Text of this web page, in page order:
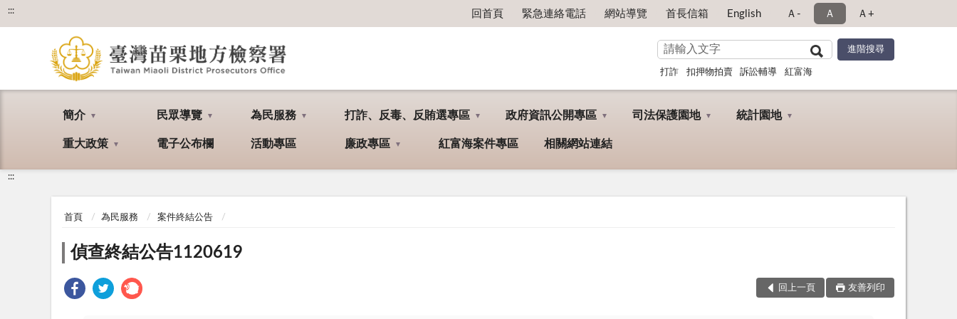
::: 回首頁 緊急連絡電話 網站導覽 首長信箱 English Ａ- Ａ Ａ+
打詐 扣押物拍賣 訴訟輔導 紅富海
簡介 民眾導覽 為民服務 打詐、反毒、反賄選專區 政府資訊公開專區 司法保護園地 統計園地
重大政策 電子公布欄 活動專區 廉政專區 紅富海案件專區 相關網站連結
:::
首頁 為民服務 案件終結公告
偵查終結公告1120619
回上一頁 友善列印